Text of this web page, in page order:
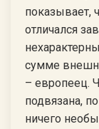
показывает,
отличался
сумме
– европеец.
подвязана,
ничего